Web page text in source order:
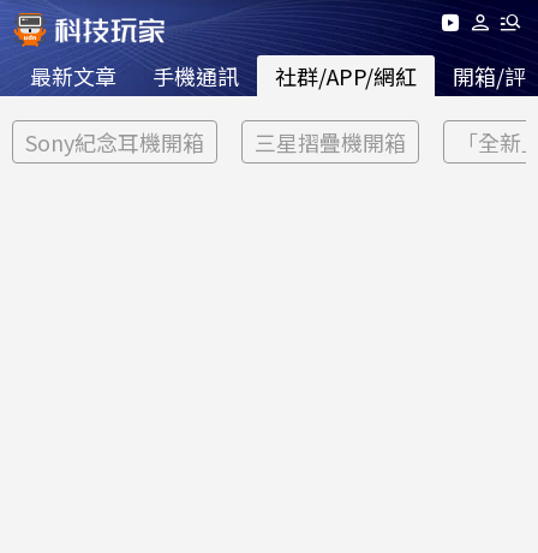
最新文章 手機通訊 社群/APP/網紅 開箱/評
Sony紀念耳機開箱 三星摺疊機開箱 「全新